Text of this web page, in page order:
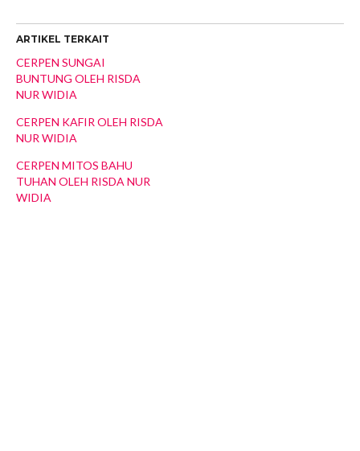
ARTIKEL TERKAIT
CERPEN SUNGAI
BUNTUNG OLEH RISDA
NUR WIDIA
CERPEN KAFIR OLEH RISDA
NUR WIDIA
CERPEN MITOS BAHU
TUHAN OLEH RISDA NUR
WIDIA